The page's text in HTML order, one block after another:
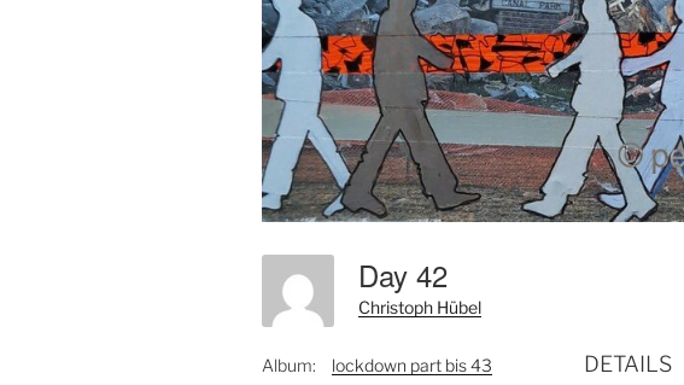
Day 42
Christoph Hübel
Album:
lockdown part bis 43
DETAILS